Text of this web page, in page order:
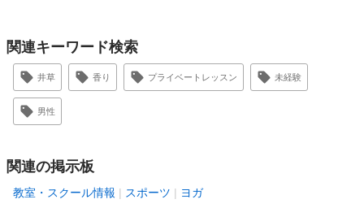
関連キーワード検索
井草 香り プライベートレッスン 未経験
男性
関連の掲示板
教室・スクール情報 スポーツ ヨガ